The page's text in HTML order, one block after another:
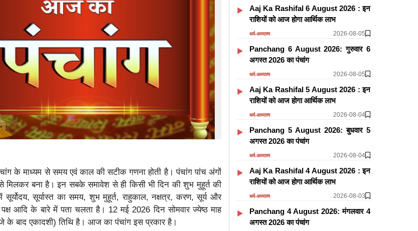
के माध्यम से समय एवं काल की सटीक गणना होती है। पंचांग पांच अंगों
मिलकर बना है। इन सबके समावेश से ही किसी भी दिन की शुभ मुहूर्त की
सूर्यास्त का समय, शुभ मुहूर्त, राहुकाल, नक्षत्र, करण, सूर्य और
आदि के बारे में पता चलता है। 12 मई 2026 दिन सोमवार ज्येष्ठ माह
के बाद एकादशी) तिथि है। आज का पंचांग इस प्रकार है।
Aaj Ka Rashifal 6 August 2026 : इन
राशियों को आज होगा आर्थिक लाभ
धर्म-अध्यात्म 2026-08-05
Panchang 6 August 2026: गुरुवार 6
अगस्त 2026 का पंचांग
धर्म-अध्यात्म 2026-08-05
Aaj Ka Rashifal 5 August 2026 : इन
राशियों को आज होगा आर्थिक लाभ
धर्म-अध्यात्म 2026-08-04
Panchang 5 August 2026: बुधवार 5
अगस्त 2026 का पंचांग
धर्म-अध्यात्म 2026-08-04
Aaj Ka Rashifal 4 August 2026 : इन
राशियों को आज होगा आर्थिक लाभ
धर्म-अध्यात्म 2026-08-03
Panchang 4 August 2026: मंगलवार 4
अगस्त 2026 का पंचांग